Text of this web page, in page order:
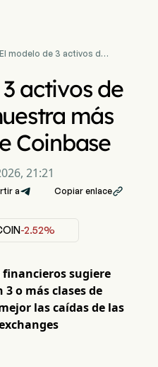
El modelo de 3 activos de
activos de
más
Coinbase
21:21
a Copiar enlace
-2.52%
sugiere
o más clases de
las caídas de las